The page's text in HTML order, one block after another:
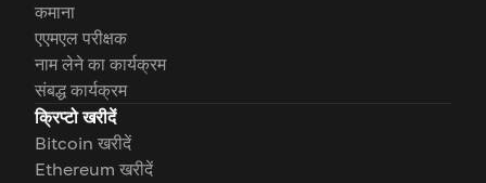
कमाना
एएमएल परीक्षक
नाम लेने का कार्यक्रम
संबद्ध कार्यक्रम
क्रिप्टो खरीदें
Bitcoin खरीदें
Ethereum खरीदें